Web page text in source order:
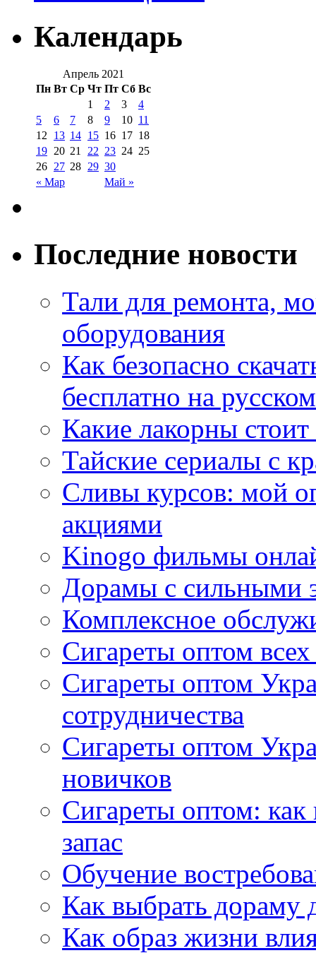
Календарь
Апрель 2021
Пн Вт Ср Чт Пт Сб Вс
« Мар Май »
1 2 3
4
5
6 7 8 9 10 11
12
13 14 15 16 17 18
19 20 21 22 23 24 25
26 27 28 29 30
Последние новости
Тали для ремонта,
оборудования
Как безопасно
бесплатно на
Какие лакорны
Тайские сериалы с
Сливы курсов: мой
акциями
Kinogo фильмы
Дорамы с сильными
Комплексное
Сигареты оптом
Сигареты оптом
сотрудничества
Сигареты оптом
новичков
Сигареты оптом:
запас
Обучение
Как выбрать дораму
Как образ жизни